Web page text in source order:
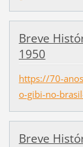
Breve
1950
https://70-
o-gibi-no-
Breve